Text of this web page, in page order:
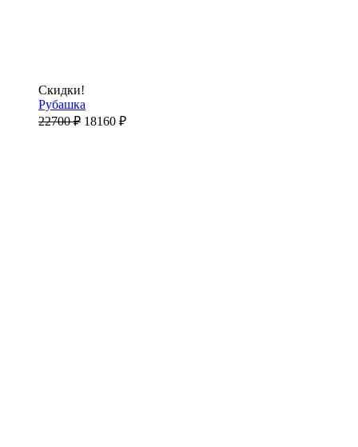
Скидки!
Рубашка
22700₽ 18160 ₽